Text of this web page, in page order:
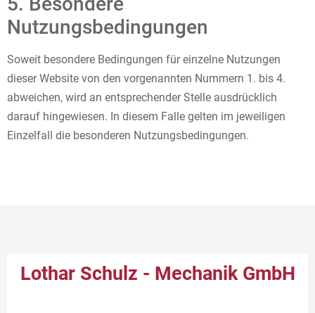
Nutzungsbedingungen
Soweit besondere Bedingungen für einzelne Nutzungen
dieser Website von den vorgenannten Nummern 1. bis 4.
abweichen, wird an entsprechender Stelle ausdrücklich
darauf hingewiesen. In diesem Falle gelten im jeweiligen
Einzelfall die besonderen Nutzungsbedingungen.
Lothar Schulz - Mechanik GmbH